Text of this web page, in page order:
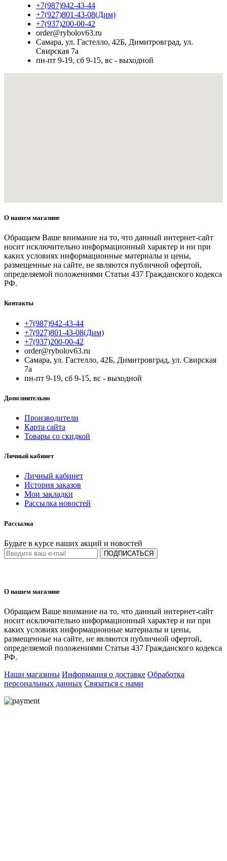
+7(987)942-43-44
+7(927)801-43-08(Дим)
+7(937)200-00-42
order@rybolov63.ru
Самара, ул. Гастелло, 42Б, Димитровград, ул.
Свирская 7а
пн-пт 9-19, сб 9-15, вс - выходной
О нашем магазине
Обращаем Ваше внимание на то, что данный интернет-сайт
носит исключительно информационный характер и ни при
каких условиях информационные материалы и цены,
размещенные на сайте, не являются публичной офертой,
определяемой положениями Статьи 437 Гражданского кодекса
РФ.
Контакты
+7(987)942-43-44
+7(927)801-43-08(Дим)
+7(937)200-00-42
order@rybolov63.ru
Самара, ул. Гастелло, 42Б, Димитровград, ул. Свирская
7а
пн-пт 9-19, сб 9-15, вс - выходной
Дополнительно
Производители
Карта сайта
Товары со скидкой
Личный кабинет
Личный кабинет
История заказов
Мои закладки
Рассылка новостей
Рассылка
Будьте в курсе наших акций и новостей
ПОДПИСАТЬСЯ
О нашем магазине
Обращаем Ваше внимание на то, что данный интернет-сайт
носит исключительно информационный характер и ни при
каких условиях информационные материалы и цены,
размещенные на сайте, не являются публичной офертой,
определяемой положениями Статьи 437 Гражданского кодекса
РФ.
Наши магазины Информация о доставке Обработка
персональных данных Связаться с нами